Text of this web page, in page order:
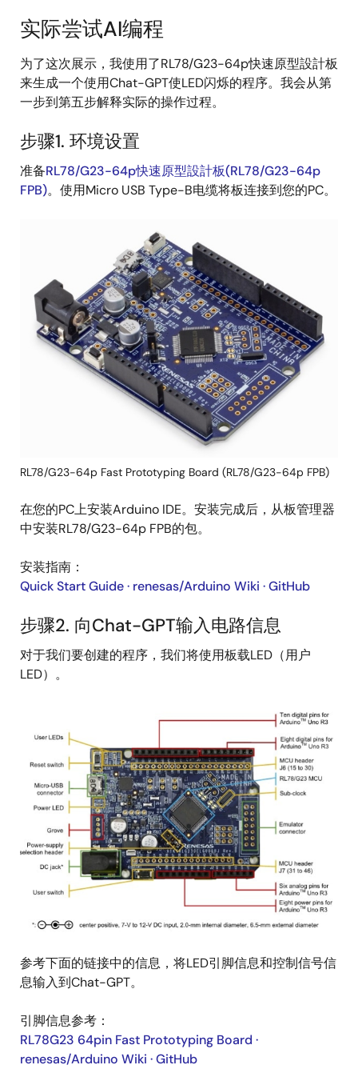
实际尝试AI编程
为了这次展示，我使用了RL78/G23-64p快速原型設計板
来生成一个使用Chat-GPT使LED闪烁的程序。我会从第
一步到第五步解释实际的操作过程。
步骤1. 环境设置
准备RL78/G23-64p快速原型設計板(RL78/G23-64p
FPB)。使用Micro USB Type-B电缆将板连接到您的PC。
RL78/G23-64p Fast Prototyping Board (RL78/G23-64p FPB)
在您的PC上安装Arduino IDE。安装完成后，从板管理器
中安装RL78/G23-64p FPB的包。
安装指南：
Quick Start Guide · renesas/Arduino Wiki · GitHub
步骤2. 向Chat-GPT输入电路信息
对于我们要创建的程序，我们将使用板载LED（用户
LED）。
参考下面的链接中的信息，将LED引脚信息和控制信号信
息输入到Chat-GPT。
引脚信息参考：
RL78G23 64pin Fast Prototyping Board ·
renesas/Arduino Wiki · GitHub